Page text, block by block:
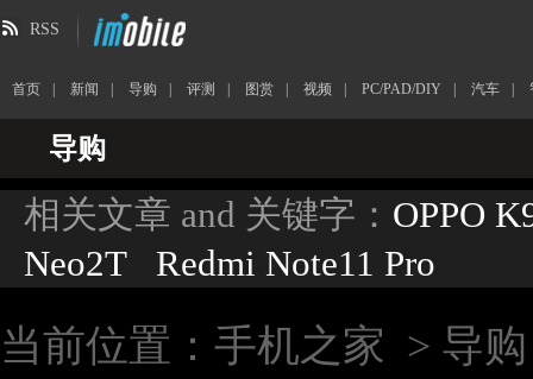
RSS
首页 新闻 导购 评测 图赏 视频 PC/PAD/DIY 汽车
导购
相关文章 and 关键字： OPPO
Neo2T
Redmi Note11 Pro
当前位置： 手机之家 > 导购